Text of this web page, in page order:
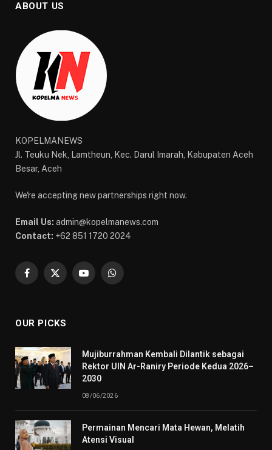
ABOUT US
KOPELMANEWS
Jl. Teuku Nek, Lamtheun, Kec. Darul Imarah, Kabupaten Aceh
Besar, Aceh
We're accepting new partnerships right now.
Email Us: admin@kopelmanews.com
Contact: +62 851 1720 2024
Facebook
X
YouTubeWhatsApp
OUR PICKS
Mujiburrahman Kembali Dilantik sebagai
Rektor UIN Ar-Raniry Periode Kedua 2026–
2030
08/06/2026
Permainan Mencari Mata Hewan, Melatih
Atensi Visual